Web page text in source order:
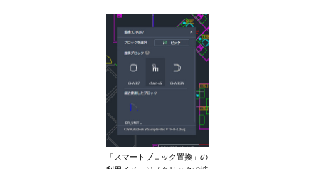
「スマートブロック置換」の